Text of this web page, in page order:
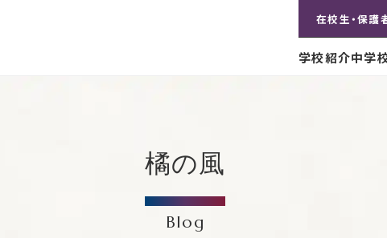
在校生・保護
学校紹介中学
橘の風
Blog